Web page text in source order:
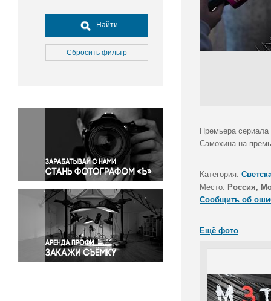
Досуг, туризм и отдых
Культура
Медицина
Окружающая среда
Политика
Правосудие
Происшествия и конфликты
Религия
Светская жизнь
Спорт
Экология
Экономика и бизнес
Найти
Сбросить фильтр
Премьера
Самохина на
Категория:
Место: Россия,
Сообщить об
Ещё фото